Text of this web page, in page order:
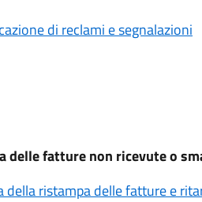
di reclami e segnalazioni
delle fatture non ricevute o
della ristampa delle fatture e